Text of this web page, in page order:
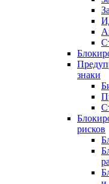
знаки
рисков